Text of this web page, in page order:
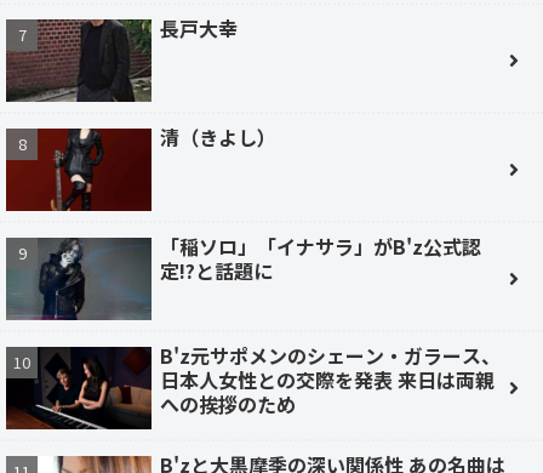
長戸大幸
清（きよし）
「稲ソロ」「イナサラ」がB'z公式認
定!?と話題に
B'z元サポメンのシェーン・ガラース、
日本人女性との交際を発表 来日は両親
への挨拶のため
B'zと大黒摩季の深い関係性 あの名曲は